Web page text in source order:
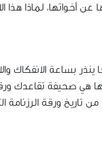
أخواتها، لماذا هذا
ينذر بساعة الانفكاك
هي صحيفة تقاعدك
من تاريخ ورقة